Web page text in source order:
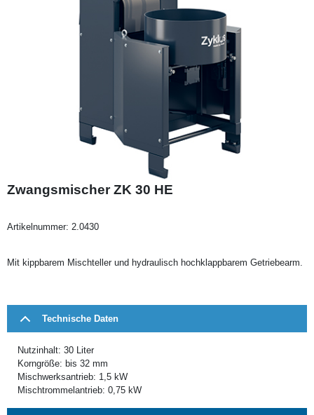
Zwangsmischer ZK 30 HE
Artikelnummer: 2.0430
Mit kippbarem Mischteller und hydraulisch hochklappbarem Getriebearm.
Technische Daten
Nutzinhalt: 30 Liter
Korngröße: bis 32 mm
Mischwerksantrieb: 1,5 kW
Mischtrommelantrieb: 0,75 kW